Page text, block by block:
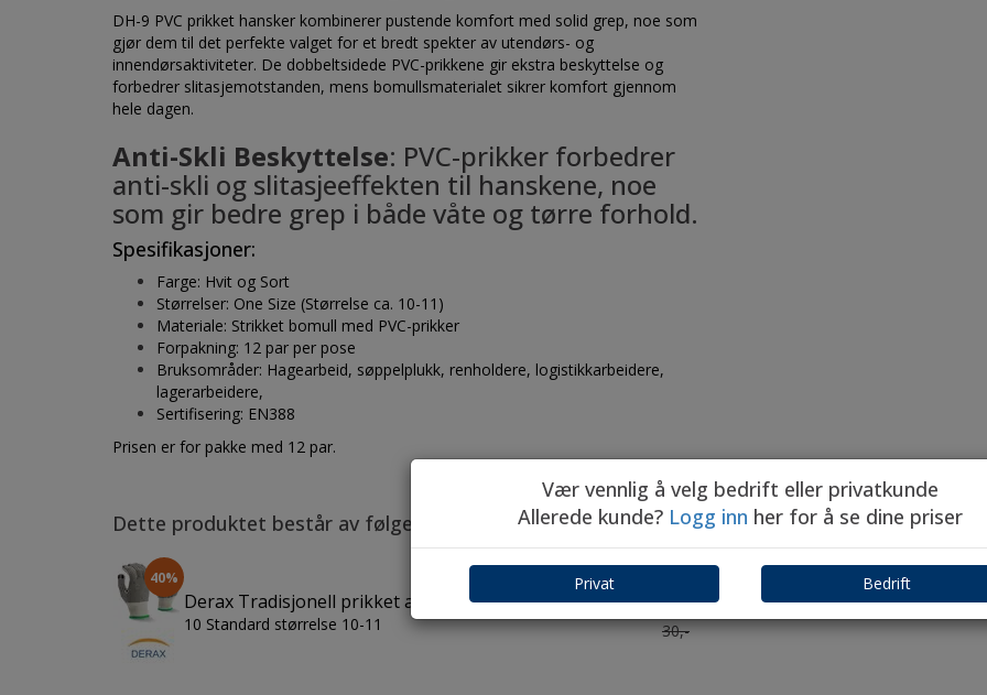
DH-9 PVC prikket hansker kombinerer pustende komfort med solid grep, noe som
gjør dem til det perfekte valget for et bredt spekter av utendørs- og
innendørsaktiviteter. De dobbeltsidede PVC-prikkene gir ekstra beskyttelse og
forbedrer slitasjemotstanden, mens bomullsmaterialet sikrer komfort gjennom
hele dagen.
Anti-Skli Beskyttelse: PVC-prikker forbedrer
anti-skli og slitasjeeffekten til hanskene, noe
som gir bedre grep i både våte og tørre forhold.
Spesifikasjoner:
Farge: Hvit og Sort
Størrelser: One Size (Størrelse ca. 10-11)
Materiale: Strikket bomull med PVC-prikker
Forpakning: 12 par per pose
Bruksområder: Hagearbeid, søppelplukk, renholdere, logistikkarbeidere,
lagerarbeidere,
Sertifisering: EN388
Prisen er for pakke med 12 par.
Dette produktet består av følgende komponenter:
40%
Derax Tradisjonell prikket arbeidshanske Størrelse
10 Standard størrelse 10-11
18,-
30,-
Vær vennlig å velg bedrift eller privatkunde
Allerede kunde? Logg inn her for å se dine priser
Privat Bedrift